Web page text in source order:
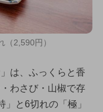
2,590円）
は、ふっくらと香
わさび・山椒で存
と6切れの「極」